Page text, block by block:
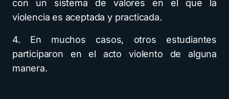
con un sistema de valores en el que la
violencia es aceptada y practicada.
4. En muchos casos, otros estudiantes
participaron en el acto violento de alguna
manera.